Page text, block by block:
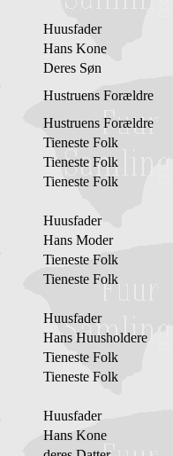
Huusfader
Hans Kone
Deres Søn
Hustruens Forældre
Hustruens Forældre
Tieneste Folk
Tieneste Folk
Tieneste Folk
Huusfader
Hans Moder
Tieneste Folk
Tieneste Folk
Huusfader
Hans Huusholdere
Tieneste Folk
Tieneste Folk
Huusfader
Hans Kone